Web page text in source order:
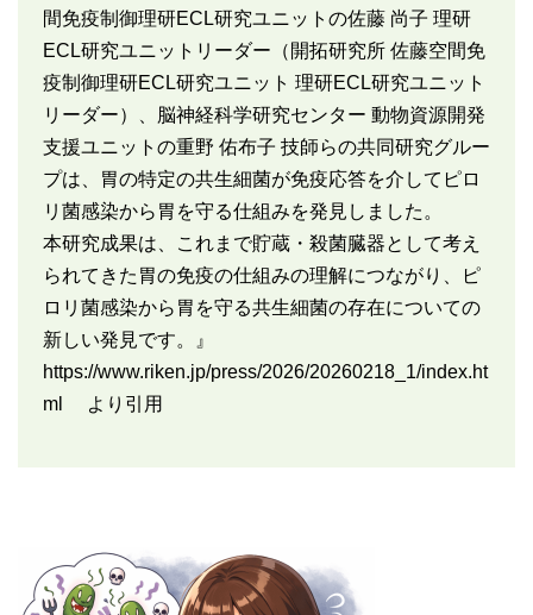
間免疫制御理研ECL研究ユニットの佐藤 尚子 理研
ECL研究ユニットリーダー（開拓研究所 佐藤空間免
疫制御理研ECL研究ユニット 理研ECL研究ユニット
リーダー）、脳神経科学研究センター 動物資源開発
支援ユニットの重野 佑布子 技師らの共同研究グルー
プは、胃の特定の共生細菌が免疫応答を介してピロ
リ菌感染から胃を守る仕組みを発見しました。
本研究成果は、これまで貯蔵・殺菌臓器として考え
られてきた胃の免疫の仕組みの理解につながり、ピ
ロリ菌感染から胃を守る共生細菌の存在についての
新しい発見です。』
https://www.riken.jp/press/2026/20260218_1/index.ht
ml より引用